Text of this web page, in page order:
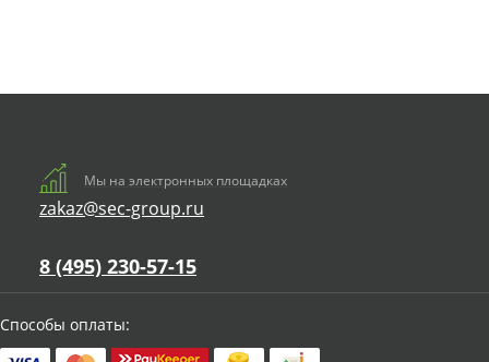
Мы на электронных площадках
zakaz@sec-group.ru
8 (495) 230-57-15
Способы оплаты: